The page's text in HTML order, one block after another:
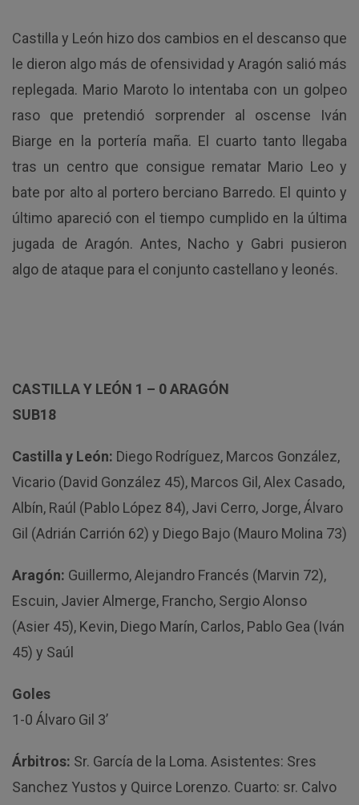
Castilla y León hizo dos cambios en el descanso que
le dieron algo más de ofensividad y Aragón salió más
replegada. Mario Maroto lo intentaba con un golpeo
raso que pretendió sorprender al oscense Iván
Biarge en la portería maña. El cuarto tanto llegaba
tras un centro que consigue rematar Mario Leo y
bate por alto al portero berciano Barredo. El quinto y
último apareció con el tiempo cumplido en la última
jugada de Aragón. Antes, Nacho y Gabri pusieron
algo de ataque para el conjunto castellano y leonés.
CASTILLA Y LEÓN 1 – 0 ARAGÓN
SUB18
Castilla y León: Diego Rodríguez, Marcos González,
Vicario (David González 45), Marcos Gil, Alex Casado,
Albín, Raúl (Pablo López 84), Javi Cerro, Jorge, Álvaro
Gil (Adrián Carrión 62) y Diego Bajo (Mauro Molina 73)
Aragón: Guillermo, Alejandro Francés (Marvin 72),
Escuin, Javier Almerge, Francho, Sergio Alonso
(Asier 45), Kevin, Diego Marín, Carlos, Pablo Gea (Iván
45) y Saúl
Goles
1-0 Álvaro Gil 3’
Árbitros: Sr. García de la Loma. Asistentes: Sres
Sanchez Yustos y Quirce Lorenzo. Cuarto: sr. Calvo